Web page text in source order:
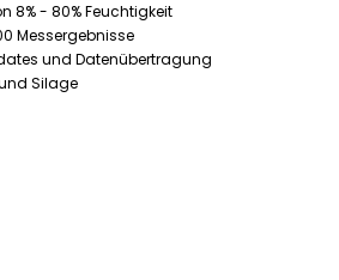
8% - 80% Feuchtigkeit
Messergebnisse
und Datenübertragung
Silage